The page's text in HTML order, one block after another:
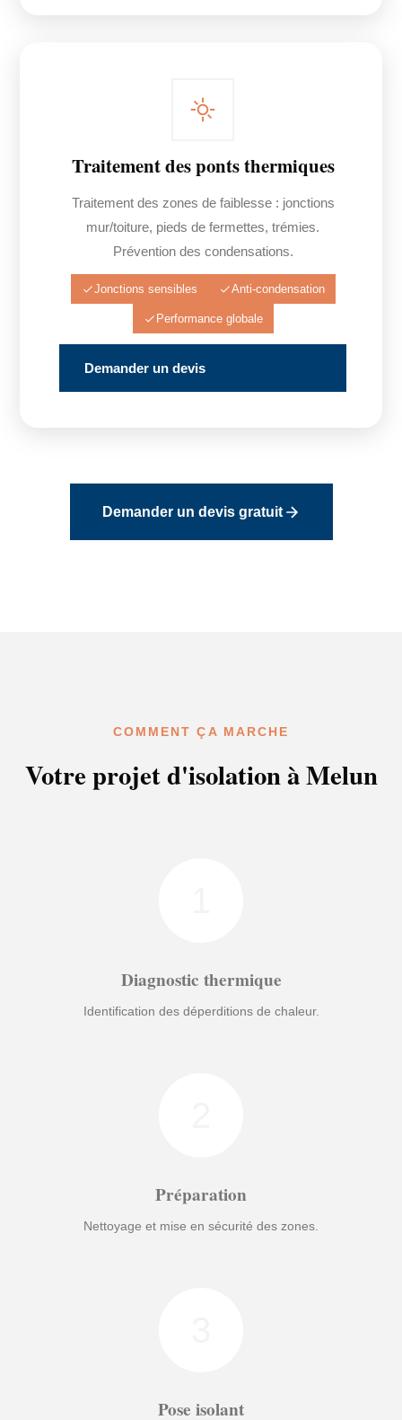
Traitement des ponts thermiques
Traitement des zones de faiblesse : jonctions
mur/toiture, pieds de fermettes, trémies.
Prévention des condensations.
Jonctions sensibles Anti-condensation
Performance globale
Demander un devis
Demander un devis gratuit
COMMENT ÇA MARCHE
Votre projet d'isolation à Melun
Diagnostic thermique
Identification des déperditions de chaleur.
Préparation
Nettoyage et mise en sécurité des zones.
Pose isolant